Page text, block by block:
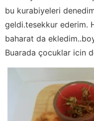
bu kurabiyeleri
geldi.tesekkur ederim.
baharat da
Buarada çocuklar icin